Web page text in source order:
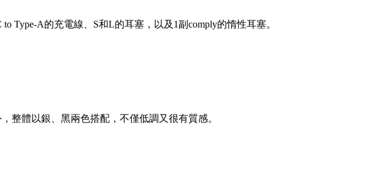
Type-A的充電線、S和L的耳塞，以及1副comply的惰性耳塞。
整體以銀、黑兩色搭配，不僅低調又很有質感。